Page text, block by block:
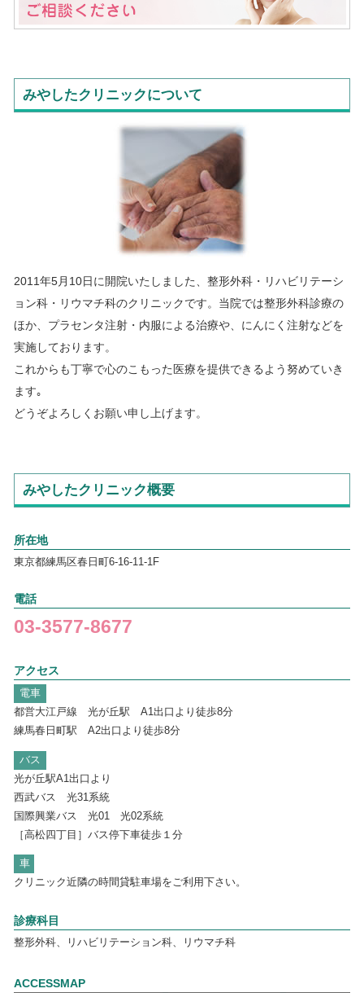
2025年12月2日以降、健康保険証は使用できなくなります。
資格確認書あるいはマイナ保険証をお忘れの場合は自費診療と
求人のお知らせ
ただいま当クリニックでは、「受付事務」「看護師」を募集し
詳細につきましては当クリニックまでお問い合わせください。
4月からの土曜日の代診について
2024年4月から、土曜日の代診は以下の医師が担当いたしま
第2・第4週：佐久間医師
どうぞ、よろしくお願いいたします。
冬の「足のつり（こむら返り）」および「フレイル」を予防し
気温が低い冬の季節に、「足のつり」を起こした事がある方は
運動不足や体の冷え、水分補給の不足により起こる場合があり
がちな水分を補給するなど充分な注意が必要です。頻繁に症状
がみられる場合は、当院までご相談ください。
また高齢者や基礎疾患をお持ちの方は、感染拡大に伴う外出自
ます。当院では「フレイル」予防となる運動方法などの指導を
行っております。
保護者の同伴をお願いしております。
そのためご本人のみで来院していただきましても診療内容
によっては”保護者同伴でない場合”
診療をお断りするすることがあります。
方とともに再度受診して頂かないと
検査や治療が進められないことがあります。
・ 尚、同伴していただかなかった保護者の方からの診療内容
に関するご質問につきましては、
お電話によるお問い合わせにはお答えしておりません。
お電話でのお問い合わせについて
点から原則として診療内容に関する照会はお断りさせていただ
きます。
みやしたクリニックについて
2011年5月10日に開院いたしました、整形外科・リハビリテーシ
ョン科・リウマチ科のクリニックです。当院では整形外科診療の
ほか、プラセンタ注射・内服による治療や、にんにく注射などを
実施しております。
これからも丁寧で心のこもった医療を提供できるよう努めていき
ます｡
どうぞよろしくお願い申し上げます。
みやしたクリニック概要
所在地
東京都練馬区春日町6-16-11-1F
電話
03-3577-8677
アクセス
電車
都営大江戸線 光が丘駅 A1出口より徒歩8分
練馬春日町駅 A2出口より徒歩8分
バス
光が丘駅A1出口より
西武バス 光31系統
国際興業バス 光01 光02系統
［高松四丁目］バス停下車徒歩１分
車
クリニック近隣の時間貸駐車場をご利用下さい。
診療科目
整形外科、リハビリテーション科、リウマチ科
ACCESSMAP